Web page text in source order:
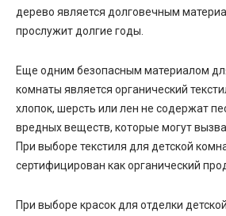
дерево является долговечным
прослужит долгие годы.
Еще одним безопасным материалом
комнаты является органический
хлопок, шерсть или лен не содержат
вредных веществ, которые могут
При выборе текстиля для детской
сертифицирован как органический
При выборе красок для отделки